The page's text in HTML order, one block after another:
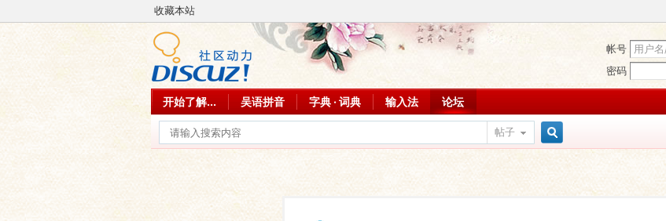
收藏本站
帐号
密码
开始了解... 吴语拼音 字典 · 词典 输入法 论坛
帖子